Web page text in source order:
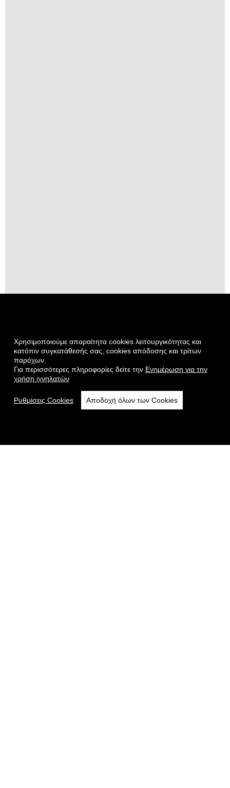
Χρησιμοποιούμε απαραίτητα cookies λειτουργικότητας και
κατόπιν συγκατάθεσής σας, cookies απόδοσης και τρίτων
παρόχων.
Για περισσότερες πληροφορίες δείτε την Ενημέρωση για την
χρήση ιχνηλατών
Ρυθμίσεις Cookies Αποδοχή όλων των Cookies